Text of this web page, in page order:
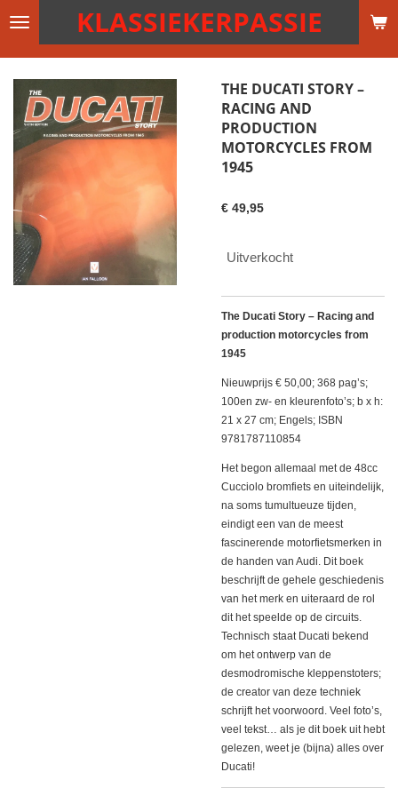
Ga
hoofdinhoud
KLASSIEKERPASSIE
THE DUCATI STORY –
RACING AND
PRODUCTION
MOTORCYCLES FROM
1945
€ 49,95
Uitverkocht
The Ducati Story – Racing and
production motorcycles from
1945
Nieuwprijs € 50,00; 368 pag’s;
100en zw- en kleurenfoto’s; b x h:
21 x 27 cm; Engels; ISBN
9781787110854
Het begon allemaal met de 48cc
Cucciolo bromfiets en uiteindelijk,
na soms tumultueuze tijden,
eindigt een van de meest
fascinerende motorfietsmerken in
de handen van Audi. Dit boek
beschrijft de gehele geschiedenis
van het merk en uiteraard de rol
dit het speelde op de circuits.
Technisch staat Ducati bekend
om het ontwerp van de
desmodromische kleppenstoters;
de creator van deze techniek
schrijft het voorwoord. Veel foto’s,
veel tekst… als je dit boek uit hebt
gelezen, weet je (bijna) alles over
Ducati!